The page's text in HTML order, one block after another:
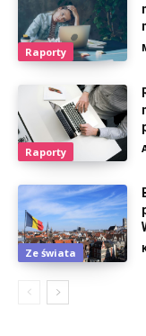
Raporty
Raporty
Ze świata